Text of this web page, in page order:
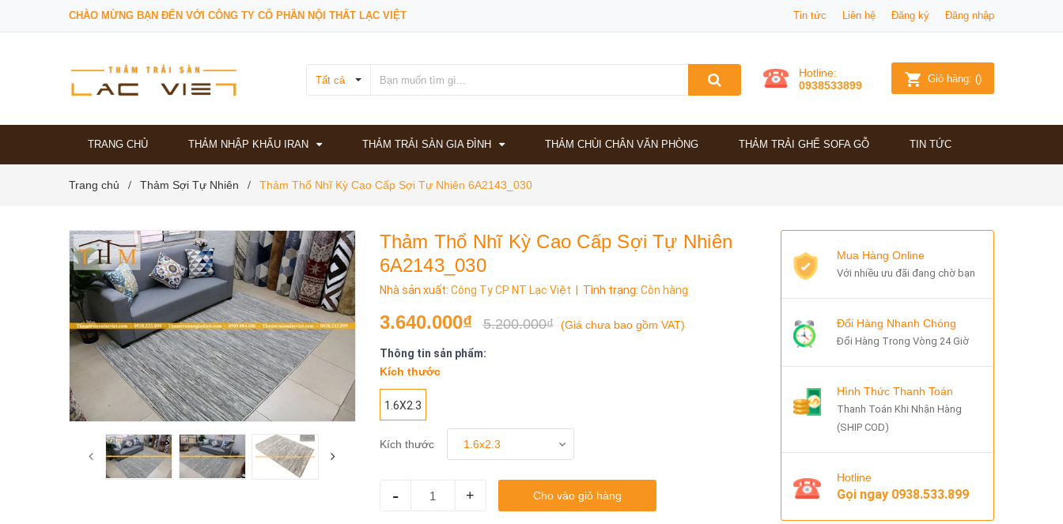
CHÀO MỪNG BẠN ĐẾN VỚI CÔNG TY CỔ PHẦN NỘI THẤT LẠC VIỆT Tin tức Liên hệ Đăng ký Đăng nhập
Tất cả
Hotline:
0938533899
Giỏ hàng: ()
TRANG CHỦ THẢM NHẬP KHẨU IRAN THẢM TRẢI SÀN GIA ĐÌNH THẢM CHÙI CHÂN VĂN PHÒNG THẢM TRẢI GHẾ SOFA GỖ TIN TỨC
Trang chủ / Thảm Sợi Tự Nhiên / Thảm Thổ Nhĩ Kỳ Cao Cấp Sợi Tự Nhiên 6A2143_030
Thảm Thổ Nhĩ Kỳ Cao Cấp Sợi Tự Nhiên
6A2143_030
Nhà sản xuất: Công Ty CP NT Lạc Việt | Tình trạng: Còn hàng
3.640.000₫ 5.200.000₫ (Giá chưa bao gồm VAT)
Thông tin sản phẩm:
Kích thước
1.6X2.3
Kích thước
- + Cho vào giỏ hàng
Mua Hàng Online
Với nhiều ưu đãi đang chờ bạn
Đổi Hàng Nhanh Chóng
Đổi Hàng Trong Vòng 24 Giờ
Hình Thức Thanh Toán
Thanh Toán Khi Nhận Hàng
(SHIP COD)
Hotline
Gọi ngay 0938.533.899